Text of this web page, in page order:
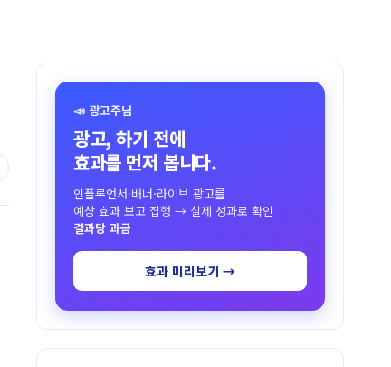
📣 광고주님
광고, 하기 전에
효과를 먼저 봅니다.
인플루언서·배너·라이브 광고를
예상 효과 보고 집행 → 실제 성과로 확인
결과당 과금
효과 미리보기 →